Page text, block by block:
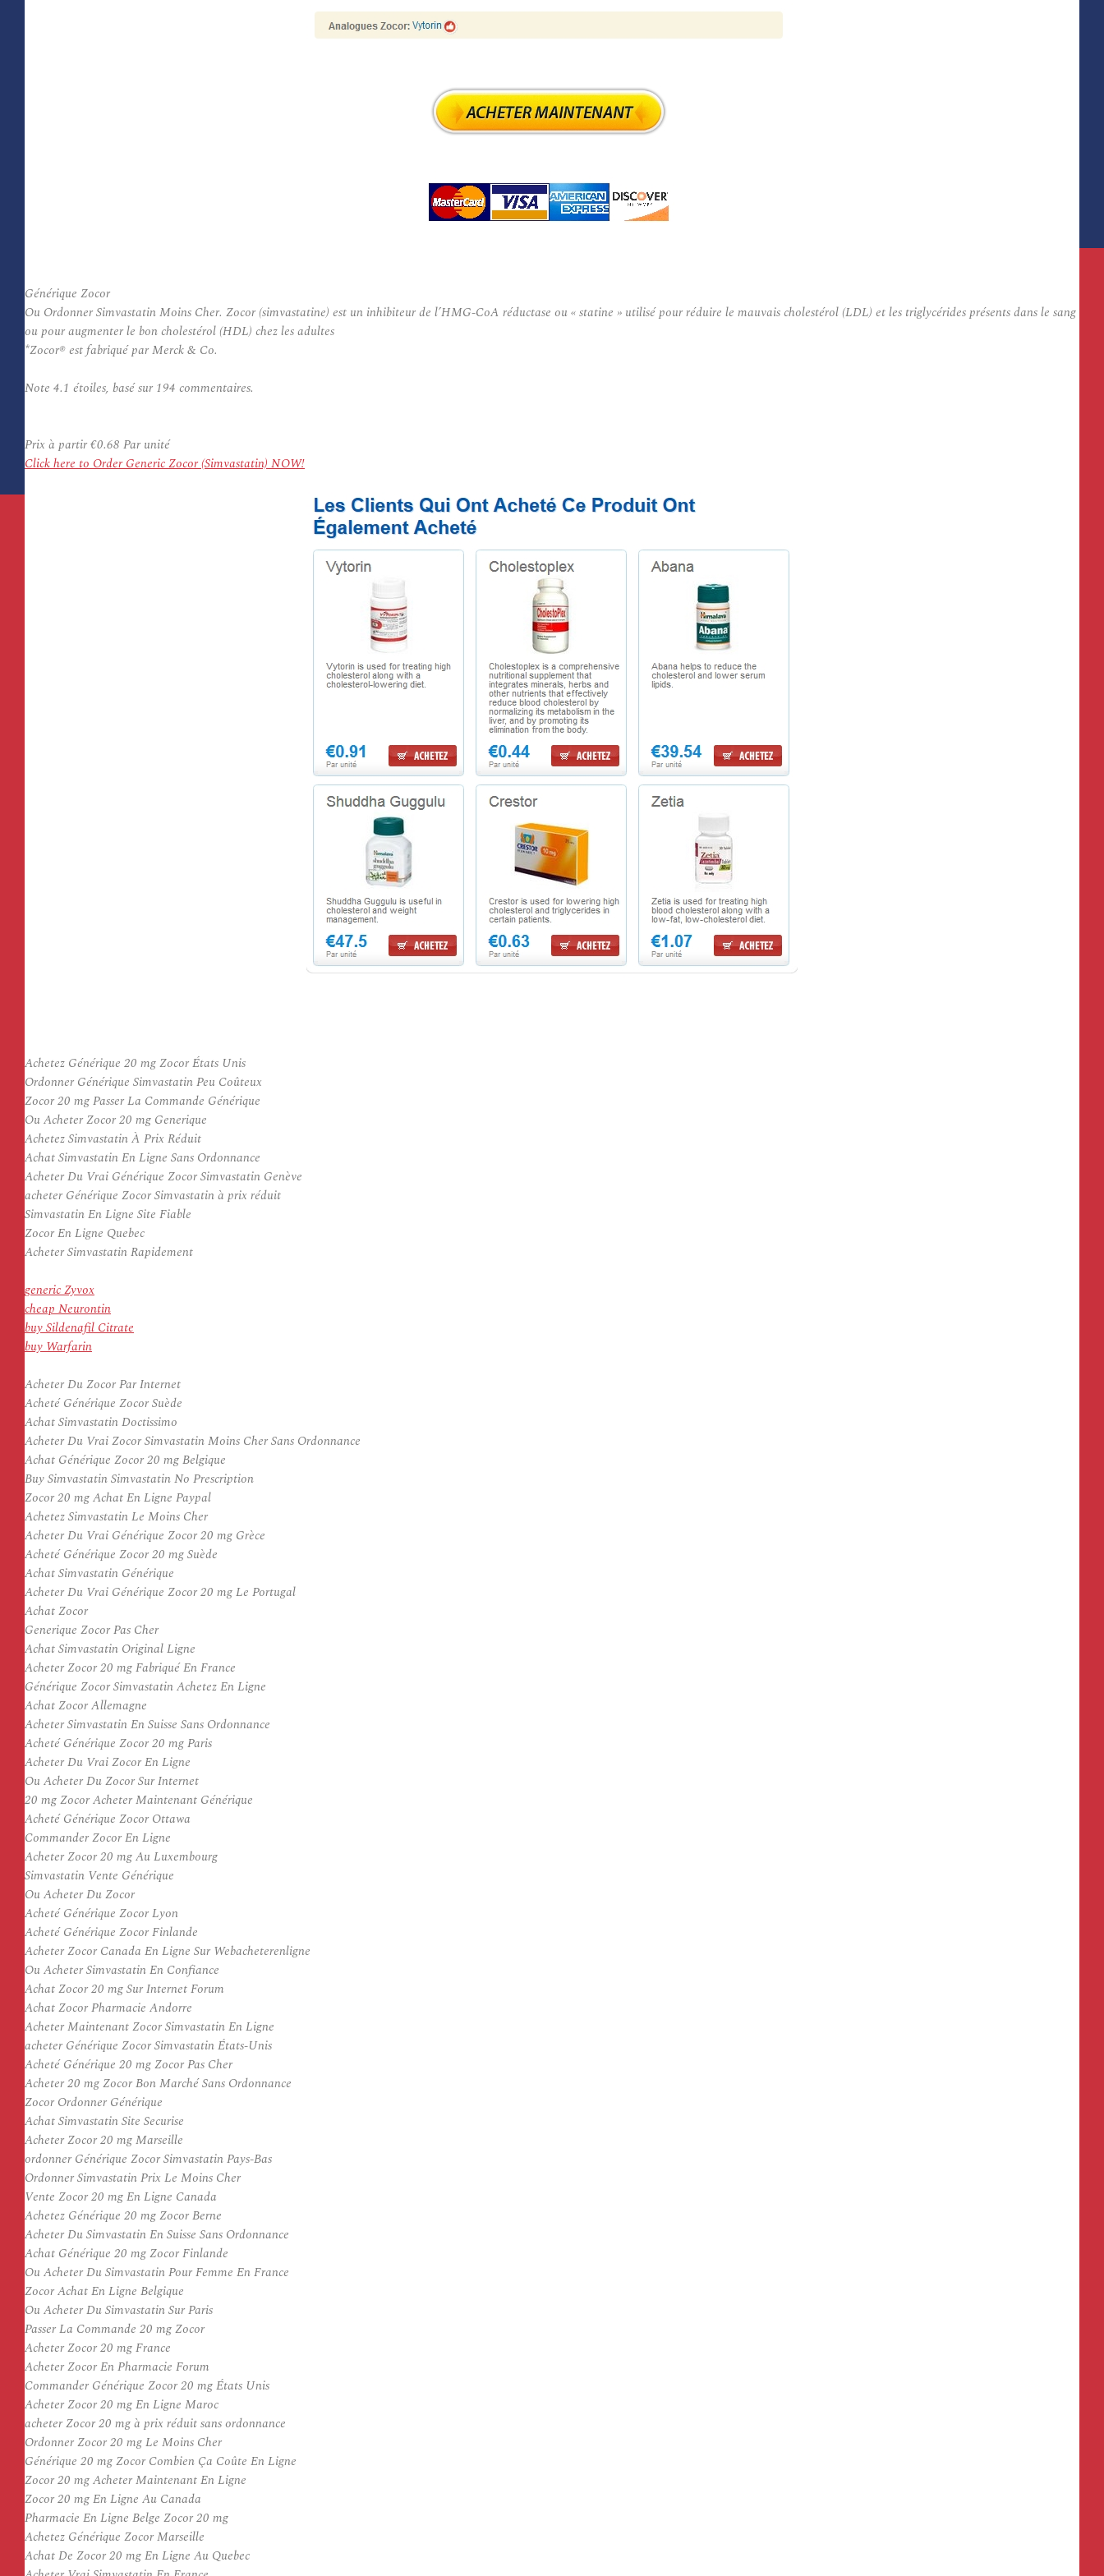
Générique Zocor
Ou Ordonner Simvastatin Moins Cher. Zocor (simvastatine) est un inhibiteur de l’HMG-CoA réductase ou « statine » utilisé pour réduire le mauvais cholestérol (LDL) et les triglycérides présents dans le sang
ou pour augmenter le bon cholestérol (HDL) chez les adultes
*Zocor® est fabriqué par Merck & Co.
Note 4.1 étoiles, basé sur 194 commentaires.
Prix à partir€0.68 Par unité
Click here to Order Generic Zocor (Simvastatin) NOW!
Achetez Générique 20 mg Zocor États Unis
Ordonner Générique Simvastatin Peu Coûteux
Zocor 20 mg Passer La Commande Générique
Ou Acheter Zocor 20 mg Generique
Achetez Simvastatin À Prix Réduit
Achat Simvastatin En Ligne Sans Ordonnance
Acheter Du Vrai Générique Zocor Simvastatin Genève
acheter Générique Zocor Simvastatin à prix réduit
Simvastatin En Ligne Site Fiable
Zocor En Ligne Quebec
Acheter Simvastatin Rapidement
generic Zyvox
cheap Neurontin
buy Sildenafil Citrate
buy Warfarin
Acheter Du Zocor Par Internet
Acheté Générique Zocor Suède
Achat Simvastatin Doctissimo
Acheter Du Vrai Zocor Simvastatin Moins Cher Sans Ordonnance
Achat Générique Zocor 20 mg Belgique
Buy Simvastatin Simvastatin No Prescription
Zocor 20 mg Achat En Ligne Paypal
Achetez Simvastatin Le Moins Cher
Acheter Du Vrai Générique Zocor 20 mg Grèce
Acheté Générique Zocor 20 mg Suède
Achat Simvastatin Générique
Acheter Du Vrai Générique Zocor 20 mg Le Portugal
Achat Zocor
Generique Zocor Pas Cher
Achat Simvastatin Original Ligne
Acheter Zocor 20 mg Fabriqué En France
Générique Zocor Simvastatin Achetez En Ligne
Achat Zocor Allemagne
Acheter Simvastatin En Suisse Sans Ordonnance
Acheté Générique Zocor 20 mg Paris
Acheter Du Vrai Zocor En Ligne
Ou Acheter Du Zocor Sur Internet
20 mg Zocor Acheter Maintenant Générique
Acheté Générique Zocor Ottawa
Commander Zocor En Ligne
Acheter Zocor 20 mg Au Luxembourg
Simvastatin Vente Générique
Ou Acheter Du Zocor
Acheté Générique Zocor Lyon
Acheté Générique Zocor Finlande
Acheter Zocor Canada En Ligne Sur Webacheterenligne
Ou Acheter Simvastatin En Confiance
Achat Zocor 20 mg Sur Internet Forum
Achat Zocor Pharmacie Andorre
Acheter Maintenant Zocor Simvastatin En Ligne
acheter Générique Zocor Simvastatin États-Unis
Acheté Générique 20 mg Zocor Pas Cher
Acheter 20 mg Zocor Bon Marché Sans Ordonnance
Zocor Ordonner Générique
Achat Simvastatin Site Securise
Acheter Zocor 20 mg Marseille
ordonner Générique Zocor Simvastatin Pays-Bas
Ordonner Simvastatin Prix Le Moins Cher
Vente Zocor 20 mg En Ligne Canada
Achetez Générique 20 mg Zocor Berne
Acheter Du Simvastatin En Suisse Sans Ordonnance
Achat Générique 20 mg Zocor Finlande
Ou Acheter Du Simvastatin Pour Femme En France
Zocor Achat En Ligne Belgique
Ou Acheter Du Simvastatin Sur Paris
Passer La Commande 20 mg Zocor
Acheter Zocor 20 mg France
Acheter Zocor En Pharmacie Forum
Commander Générique Zocor 20 mg États Unis
Acheter Zocor 20 mg En Ligne Maroc
acheter Zocor 20 mg à prix réduit sans ordonnance
Ordonner Zocor 20 mg Le Moins Cher
Générique 20 mg Zocor Combien Ça Coûte En Ligne
Zocor 20 mg Acheter Maintenant En Ligne
Zocor 20 mg En Ligne Au Canada
Pharmacie En Ligne Belge Zocor 20 mg
Achetez Générique Zocor Marseille
Achat De Zocor 20 mg En Ligne Au Quebec